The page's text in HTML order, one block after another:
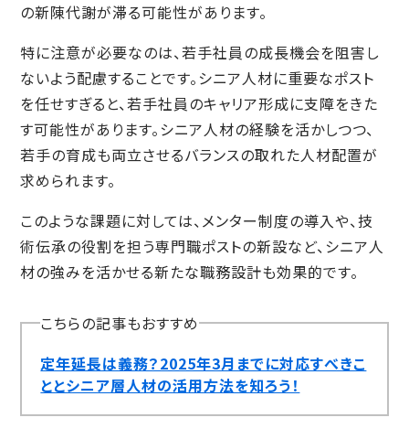
の新陳代謝が滞る可能性があります。
特に注意が必要なのは、若手社員の成長機会を阻害し
ないよう配慮することです。シニア人材に重要なポスト
を任せすぎると、若手社員のキャリア形成に支障をきた
す可能性があります。シニア人材の経験を活かしつつ、
若手の育成も両立させるバランスの取れた人材配置が
求められます。
このような課題に対しては、メンター制度の導入や、技
術伝承の役割を担う専門職ポストの新設など、シニア人
材の強みを活かせる新たな職務設計も効果的です。
こちらの記事もおすすめ
定年延長は義務？2025年3月までに対応すべきこ
ととシニア層人材の活用方法を知ろう！